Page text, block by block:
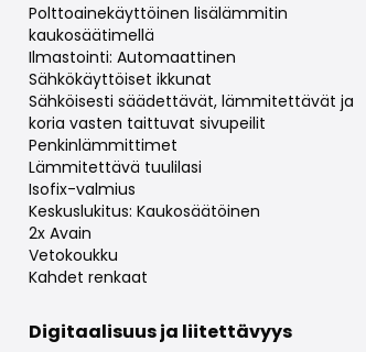
Polttoainekäyttöinen lisälämmitin
kaukosäätimellä
Ilmastointi: Automaattinen
Sähkökäyttöiset ikkunat
Sähköisesti säädettävät, lämmitettävät ja
koria vasten taittuvat sivupeilit
Penkinlämmittimet
Lämmitettävä tuulilasi
Isofix-valmius
Keskuslukitus: Kaukosäätöinen
2x Avain
Vetokoukku
Kahdet renkaat
Digitaalisuus ja liitettävyys